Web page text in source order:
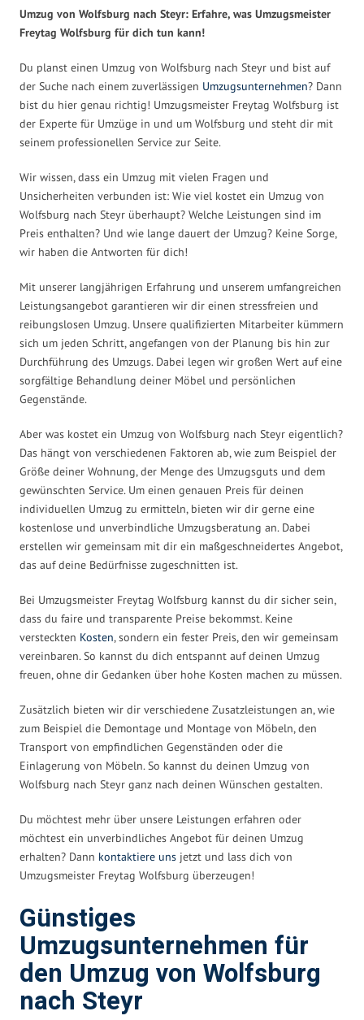
Umzug von Wolfsburg nach Steyr: Erfahre, was Umzugsmeister
Freytag Wolfsburg für dich tun kann!
Du planst einen Umzug von Wolfsburg nach Steyr und bist auf
der Suche nach einem zuverlässigen Umzugsunternehmen? Dann
bist du hier genau richtig! Umzugsmeister Freytag Wolfsburg ist
der Experte für Umzüge in und um Wolfsburg und steht dir mit
seinem professionellen Service zur Seite.
Wir wissen, dass ein Umzug mit vielen Fragen und
Unsicherheiten verbunden ist: Wie viel kostet ein Umzug von
Wolfsburg nach Steyr überhaupt? Welche Leistungen sind im
Preis enthalten? Und wie lange dauert der Umzug? Keine Sorge,
wir haben die Antworten für dich!
Mit unserer langjährigen Erfahrung und unserem umfangreichen
Leistungsangebot garantieren wir dir einen stressfreien und
reibungslosen Umzug. Unsere qualifizierten Mitarbeiter kümmern
sich um jeden Schritt, angefangen von der Planung bis hin zur
Durchführung des Umzugs. Dabei legen wir großen Wert auf eine
sorgfältige Behandlung deiner Möbel und persönlichen
Gegenstände.
Aber was kostet ein Umzug von Wolfsburg nach Steyr eigentlich?
Das hängt von verschiedenen Faktoren ab, wie zum Beispiel der
Größe deiner Wohnung, der Menge des Umzugsguts und dem
gewünschten Service. Um einen genauen Preis für deinen
individuellen Umzug zu ermitteln, bieten wir dir gerne eine
kostenlose und unverbindliche Umzugsberatung an. Dabei
erstellen wir gemeinsam mit dir ein maßgeschneidertes Angebot,
das auf deine Bedürfnisse zugeschnitten ist.
Bei Umzugsmeister Freytag Wolfsburg kannst du dir sicher sein,
dass du faire und transparente Preise bekommst. Keine
versteckten Kosten, sondern ein fester Preis, den wir gemeinsam
vereinbaren. So kannst du dich entspannt auf deinen Umzug
freuen, ohne dir Gedanken über hohe Kosten machen zu müssen.
Zusätzlich bieten wir dir verschiedene Zusatzleistungen an, wie
zum Beispiel die Demontage und Montage von Möbeln, den
Transport von empfindlichen Gegenständen oder die
Einlagerung von Möbeln. So kannst du deinen Umzug von
Wolfsburg nach Steyr ganz nach deinen Wünschen gestalten.
Du möchtest mehr über unsere Leistungen erfahren oder
möchtest ein unverbindliches Angebot für deinen Umzug
erhalten? Dann kontaktiere uns jetzt und lass dich von
Umzugsmeister Freytag Wolfsburg überzeugen!
Günstiges
Umzugsunternehmen für
den Umzug von Wolfsburg
nach Steyr